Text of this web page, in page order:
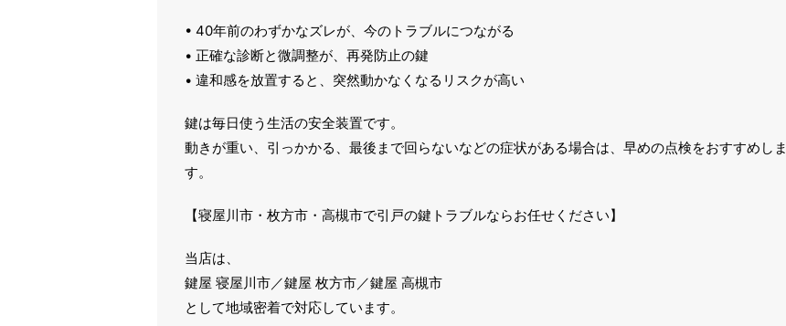
• 40年前のわずかなズレが、今のトラブルにつながる
• 正確な診断と微調整が、再発防止の鍵
• 違和感を放置すると、突然動かなくなるリスクが高い
鍵は毎日使う生活の安全装置です。
動きが重い、引っかかる、最後まで回らないなどの症状がある場合は、早めの点検をおすすめしま
す。
【寝屋川市・枚方市・高槻市で引戸の鍵トラブルならお任せください】
当店は、
鍵屋 寝屋川市／鍵屋 枚方市／鍵屋 高槻市
として地域密着で対応しています。